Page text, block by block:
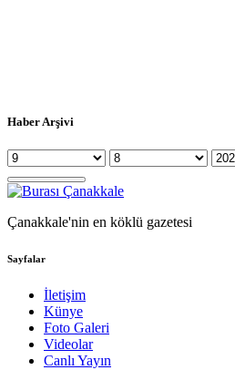
Haber Arşivi
Çanakkale'nin en köklü gazetesi
Sayfalar
İletişim
Künye
Foto Galeri
Videolar
Canlı Yayın